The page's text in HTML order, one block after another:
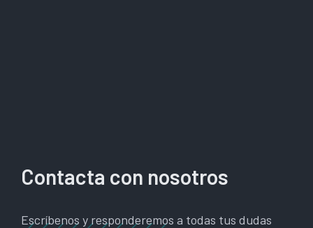
Contacta con nosotros
Escríbenos y responderemos a todas tus dudas